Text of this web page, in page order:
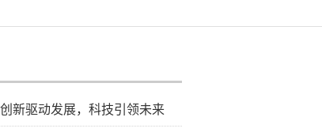
新驱动发展，科技引领未来